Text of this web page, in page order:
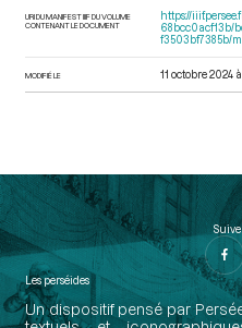
URI DU MANIFEST IIIF DU VOLUME
CONTENANT LE DOCUMENT
https://
68bcc0acf13b/
f3503bf7385b/
MODIFIÉ LE 11 octobre 2024 à
Les perséides
Un dispositif pensé par